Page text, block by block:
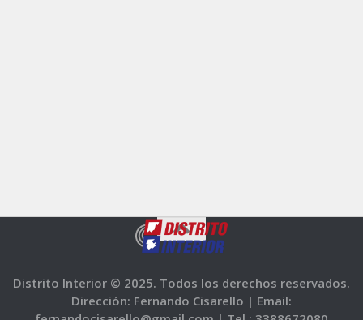
Distrito Interior © 2025. Todos los derechos reservados.
Dirección: Fernando Cisarello | Email: